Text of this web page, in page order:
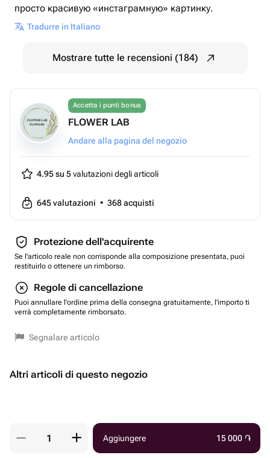
просто красивую «инстаграмную» картинку.
Tradurre in Italiano
Mostrare tutte le recensioni (184)
Accetta i punti bonus
FLOWER LAB
Andare alla pagina del negozio
4.95 su 5valutazioni degli articoli
645valutazioni • 368acquisti
Protezione dell'acquirente
Se l'articolo reale non corrisponde alla composizione presentata, puoi
restituirlo o ottenere un rimborso.
Regole di cancellazione
Puoi annullare l'ordine prima della consegna gratuitamente, l'importo ti
verrà completamente rimborsato.
Segnalare articolo
Altri articoli di questo negozio
Aggiungere 15 000 ֏